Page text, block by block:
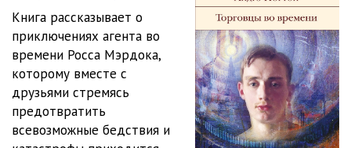
008 23:18
009 23:09
010 23:02
011 21:44
Книга рассказывает о
приключениях агента во
времени Росса Мэрдока,
которому вместе с
друзьями стремясь
предотвратить
всевозможные бедствия и